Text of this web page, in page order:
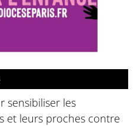
sensibiliser les
et leurs proches contre